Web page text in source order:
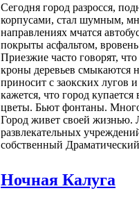
Сегодня город разросся,
корпусами, стал шумным,
направлениях мчатся
покрыты асфальтом,
Приезжие часто говорят,
кроны деревьев смыкаются
приносит с заокских лугов
кажется, что город
цветы. Бьют фонтаны.
Город живет своей жизнью.
развлекательных
собственный
Ночная Калуга